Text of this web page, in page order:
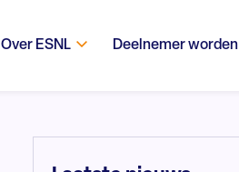
Over ESNL Deelnemer worden